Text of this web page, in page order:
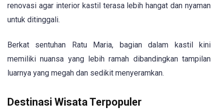
renovasi agar interior kastil terasa lebih hangat dan nyaman
untuk ditinggali.
Berkat sentuhan Ratu Maria, bagian dalam kastil kini
memiliki nuansa yang lebih ramah dibandingkan tampilan
luarnya yang megah dan sedikit menyeramkan.
Destinasi Wisata Terpopuler